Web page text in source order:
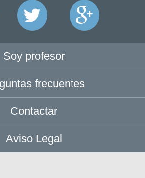
Soy profesor
frecuentes
Contactar
Aviso Legal